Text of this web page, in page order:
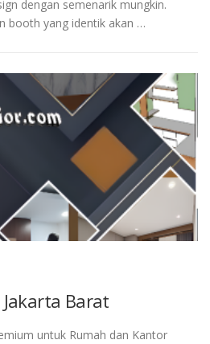
dengan semenarik mungkin.
booth yang identik akan …
Barat
untuk Rumah dan Kantor